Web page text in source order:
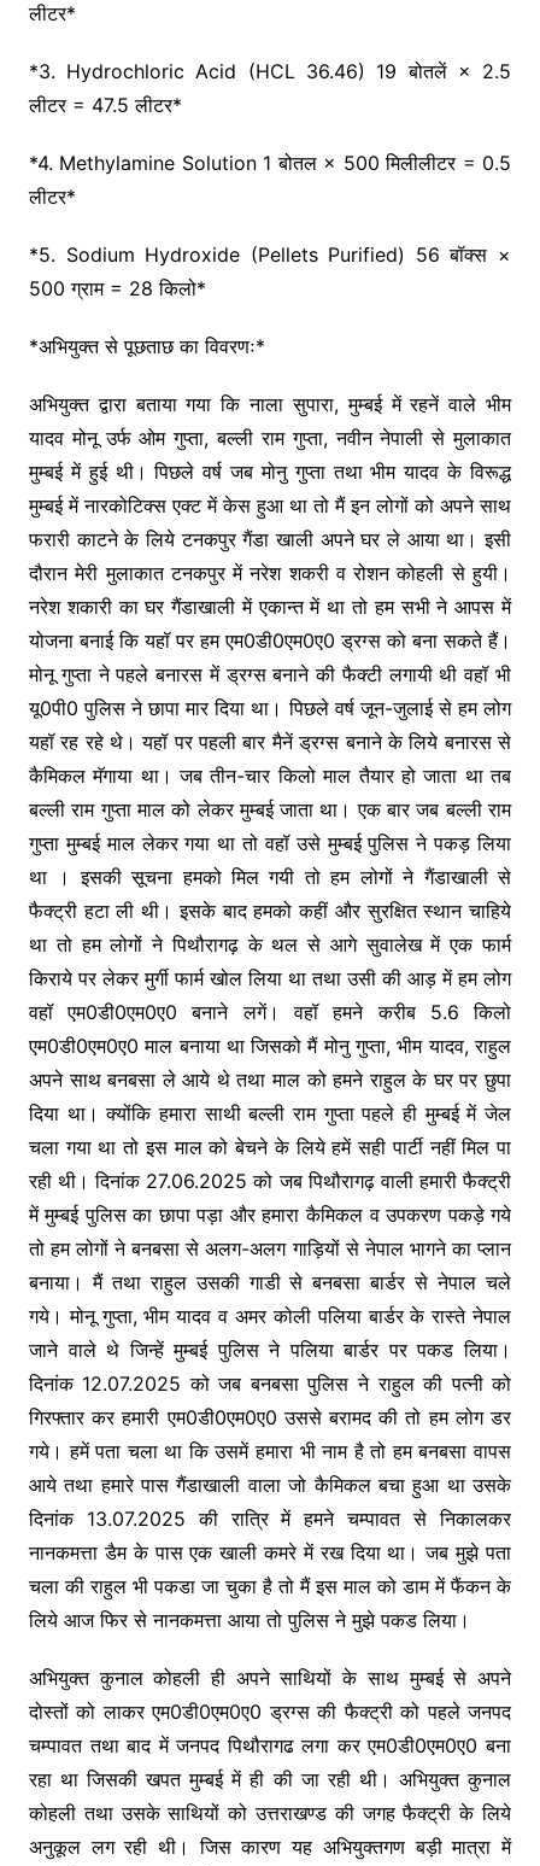
लीटर*
*3. Hydrochloric Acid (HCL 36.46) 19 बोतलें × 2.5
लीटर = 47.5 लीटर*
*4. Methylamine Solution 1 बोतल × 500 मिलीलीटर = 0.5
लीटर*
*5. Sodium Hydroxide (Pellets Purified) 56 बॉक्स ×
500 ग्राम = 28 किलो*
*अभियुक्त से पूछताछ का विवरणः*
अभियुक्त द्वारा बताया गया कि नाला सुपारा, मुम्बई में रहनें वाले भीम
यादव मोनू उर्फ ओम गुप्ता, बल्ली राम गुप्ता, नवीन नेपाली से मुलाकात
मुम्बई में हुई थी। पिछले वर्ष जब मोनु गुप्ता तथा भीम यादव के विरूद्ध
मुम्बई में नारकोटिक्स एक्ट में केस हुआ था तो मैं इन लोगों को अपने साथ
फरारी काटने के लिये टनकपुर गैंडा खाली अपने घर ले आया था। इसी
दौरान मेरी मुलाकात टनकपुर में नरेश शकरी व रोशन कोहली से हुयी।
नरेश शकारी का घर गैंडाखाली में एकान्त में था तो हम सभी ने आपस में
योजना बनाई कि यहॉ पर हम एम0डी0एम0ए0 ड्रग्स को बना सकते हैं।
मोनू गुप्ता ने पहले बनारस में ड्रग्स बनाने की फैक्टी लगायी थी वहॉ भी
यू0पी0 पुलिस ने छापा मार दिया था। पिछले वर्ष जून-जुलाई से हम लोग
यहॉ रह रहे थे। यहॉ पर पहली बार मैनें ड्रग्स बनाने के लिये बनारस से
कैमिकल मॅगाया था। जब तीन-चार किलो माल तैयार हो जाता था तब
बल्ली राम गुप्ता माल को लेकर मुम्बई जाता था। एक बार जब बल्ली राम
गुप्ता मुम्बई माल लेकर गया था तो वहॉ उसे मुम्बई पुलिस ने पकड़ लिया
था । इसकी सूचना हमको मिल गयी तो हम लोगों ने गैंडाखाली से
फैक्ट्री हटा ली थी। इसके बाद हमको कहीं और सुरक्षित स्थान चाहिये
था तो हम लोगों ने पिथौरागढ़ के थल से आगे सुवालेख में एक फार्म
किराये पर लेकर मुर्गी फार्म खोल लिया था तथा उसी की आड़ में हम लोग
वहॉ एम0डी0एम0ए0 बनाने लगें। वहॉ हमने करीब 5.6 किलो
एम0डी0एम0ए0 माल बनाया था जिसको मैं मोनु गुप्ता, भीम यादव, राहुल
अपने साथ बनबसा ले आये थे तथा माल को हमने राहुल के घर पर छुपा
दिया था। क्योंकि हमारा साथी बल्ली राम गुप्ता पहले ही मुम्बई में जेल
चला गया था तो इस माल को बेचने के लिये हमें सही पार्टी नहीं मिल पा
रही थी। दिनांक 27.06.2025 को जब पिथौरागढ़ वाली हमारी फैक्ट्री
में मुम्बई पुलिस का छापा पड़ा और हमारा कैमिकल व उपकरण पकड़े गये
तो हम लोगों ने बनबसा से अलग-अलग गाड़ियों से नेपाल भागने का प्लान
बनाया। मैं तथा राहुल उसकी गाडी से बनबसा बार्डर से नेपाल चले
गये। मोनू गुप्ता, भीम यादव व अमर कोली पलिया बार्डर के रास्ते नेपाल
जाने वाले थे जिन्हें मुम्बई पुलिस ने पलिया बार्डर पर पकड लिया।
दिनांक 12.07.2025 को जब बनबसा पुलिस ने राहुल की पत्नी को
गिरफ्तार कर हमारी एम0डी0एम0ए0 उससे बरामद की तो हम लोग डर
गये। हमें पता चला था कि उसमें हमारा भी नाम है तो हम बनबसा वापस
आये तथा हमारे पास गैंडाखाली वाला जो कैमिकल बचा हुआ था उसके
दिनांक 13.07.2025 की रात्रि में हमने चम्पावत से निकालकर
नानकमत्ता डैम के पास एक खाली कमरे में रख दिया था। जब मुझे पता
चला की राहुल भी पकडा जा चुका है तो मैं इस माल को डाम में फैंकन के
लिये आज फिर से नानकमत्ता आया तो पुलिस ने मुझे पकड लिया।
अभियुक्त कुनाल कोहली ही अपने साथियों के साथ मुम्बई से अपने
दोस्तों को लाकर एम0डी0एम0ए0 ड्रग्स की फैक्ट्री को पहले जनपद
चम्पावत तथा बाद में जनपद पिथौरागढ लगा कर एम0डी0एम0ए0 बना
रहा था जिसकी खपत मुम्बई में ही की जा रही थी। अभियुक्त कुनाल
कोहली तथा उसके साथियों को उत्तराखण्ड की जगह फैक्ट्री के लिये
अनुकूल लग रही थी। जिस कारण यह अभियुक्तगण बड़ी मात्रा में